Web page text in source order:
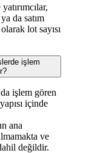
da satım
lot sayısı
işlem
işlem gören
içinde
ana
ve
değildir.